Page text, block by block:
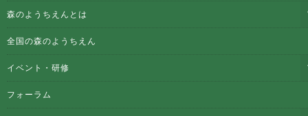
森のようちえんとは
全国の森のようちえん
イベント・研修
フォーラム